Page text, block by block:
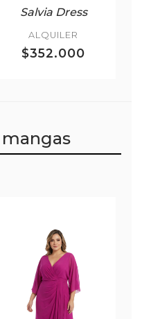
Salvia Dress
ALQUILER
$352.000
mangas